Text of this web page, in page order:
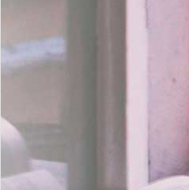
Com imersão
Finais